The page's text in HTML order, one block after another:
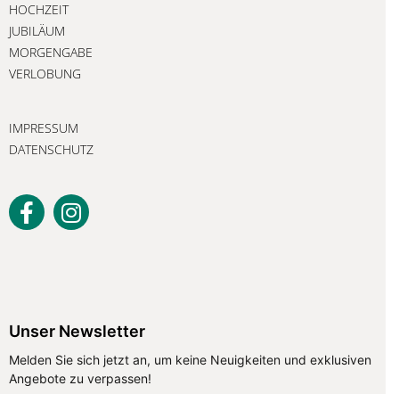
HOCHZEIT
JUBILÄUM
MORGENGABE
VERLOBUNG
IMPRESSUM
DATENSCHUTZ
Unser Newsletter
Melden Sie sich jetzt an, um keine Neuigkeiten und exklusiven
Angebote zu verpassen!
Unser Newsletter
Melden Sie sich jetzt an, um keine